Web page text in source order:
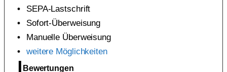
SEPA-Lastschrift
Sofort-Überweisung
Manuelle Überweisung
weitere Möglichkeiten
Bewertungen